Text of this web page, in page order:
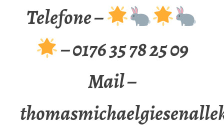
Telefone –
– 0176 35 78 25 09
Mail –